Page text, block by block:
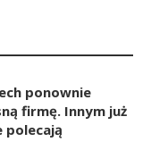
ponownie
firmę. Innym już
polecają